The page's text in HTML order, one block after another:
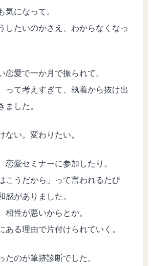
気になって。
したいのかさえ、わからなくなっ
恋愛で一か月で振られて。
って考えすぎて、執着から抜け出
ました。
ない。変わりたい。
恋愛セミナーに参加したり。
こうだから」って言われるたび
感がありました。
相性が悪いからとか。
ある理由で片付けられていく。
たのが筆跡診断でした。